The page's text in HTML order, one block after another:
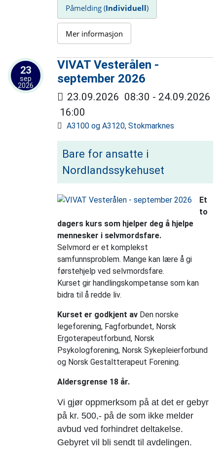
Påmelding (Individuell)
Mer informasjon
23
sep
2026
VIVAT Vesterålen -
september 2026
23.09.2026 08:30 - 24.09.2026
16:00
A3100 og A3120, Stokmarknes
Bare for ansatte i
Nordlandssykehuset
Et
to
dagers kurs som hjelper deg å hjelpe
mennesker i selvmordsfare.
Selvmord er et komplekst
samfunnsproblem. Mange kan lære å gi
førstehjelp ved selvmordsfare.
Kurset gir handlingskompetanse som kan
bidra til å redde liv.
Kurset er godkjent av Den norske
legeforening, Fagforbundet, Norsk
Ergoterapeutforbund, Norsk
Psykologforening, Norsk Sykepleierforbund
og Norsk Gestaltterapeut Forening.
Aldersgrense 18 år.
Vi gjør oppmerksom på at det er gebyr
på kr. 500,- på de som ikke melder
avbud ved forhindret deltakelse.
Gebyret vil bli sendt til avdelingen.